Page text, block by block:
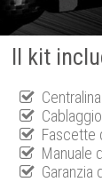
Il kit
Fascette
Manuale
Garanzia